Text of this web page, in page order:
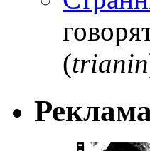
(trianin